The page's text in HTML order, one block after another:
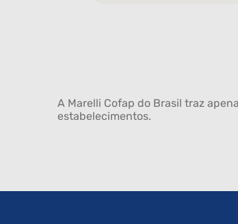
A Marelli Cofap do Brasil traz
estabelecimentos.